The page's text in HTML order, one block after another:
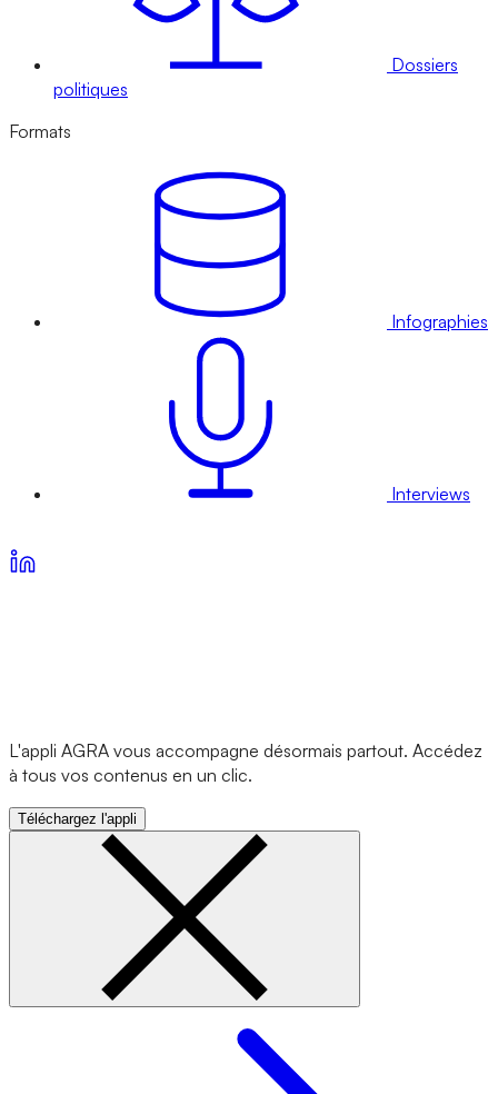
Dossiers
politiques
Formats
Infographies
Interviews
L'appli AGRA vous accompagne désormais partout. Accédez
à tous vos contenus en un clic.
Téléchargez l'appli